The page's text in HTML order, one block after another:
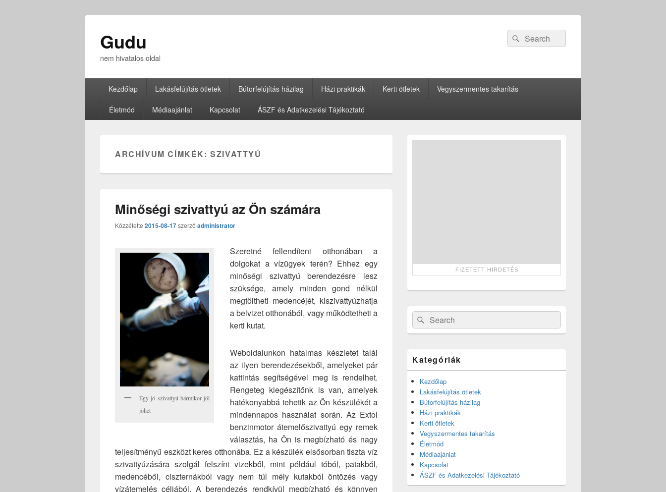
Gudu
nem hivatalos oldal
Search
for:
Search
Kezdőlap Lakásfelújítás ötletek Bútorfelújítás házilag Házi praktikák Kerti ötletek Vegyszermentes takarítás
Életmód Médiaajánlat Kapcsolat ÁSZF és Adatkezelési Tájékoztató
ARCHÍVUM CÍMKÉK:SZIVATTYÚ
Minőségi szivattyú az Ön számára
Közzétette 2015-08-17szerző administrator
Egy jó szivattyú bármikor jól
jöhet
Szeretné fellendíteni otthonában a
dolgokat a vízügyek terén? Ehhez egy
minőségi szivattyú berendezésre lesz
szüksége, amely minden gond nélkül
megtöltheti medencéjét, kiszivattyúzhatja
a belvizet otthonából, vagy működtetheti a
kerti kutat.
Weboldalunkon hatalmas készletet talál
az ilyen berendezésekből, amelyeket pár
kattintás segítségével meg is rendelhet.
Rengeteg kiegészítőnk is van, amelyek
hatékonyabbá tehetik az Ön készülékét a
mindennapos használat során. Az Extol
benzinmotor átemelőszivattyú egy remek
választás, ha Ön is megbízható és nagy
teljesítményű eszközt keres otthonába. Ez a készülék elsősorban tiszta víz
szivattyúzására szolgál felszíni vizekből, mint például tóból, patakból,
medencéből, ciszternákból vagy nem túl mély kutakból öntözés vagy
vízátemelés céljából. A berendezés rendkívül megbízható és könnyen
Primary
Search
for:
Search
Kategóriák
Kezdőlap
Lakásfelújítás ötletek
Bútorfelújítás házilag
Házi praktikák
Kerti ötletek
Vegyszermentes takarítás
Életmód
Médiaajánlat
Kapcsolat
ÁSZF és Adatkezelési Tájékoztató